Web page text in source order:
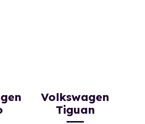
Volkswagen
Tiguan